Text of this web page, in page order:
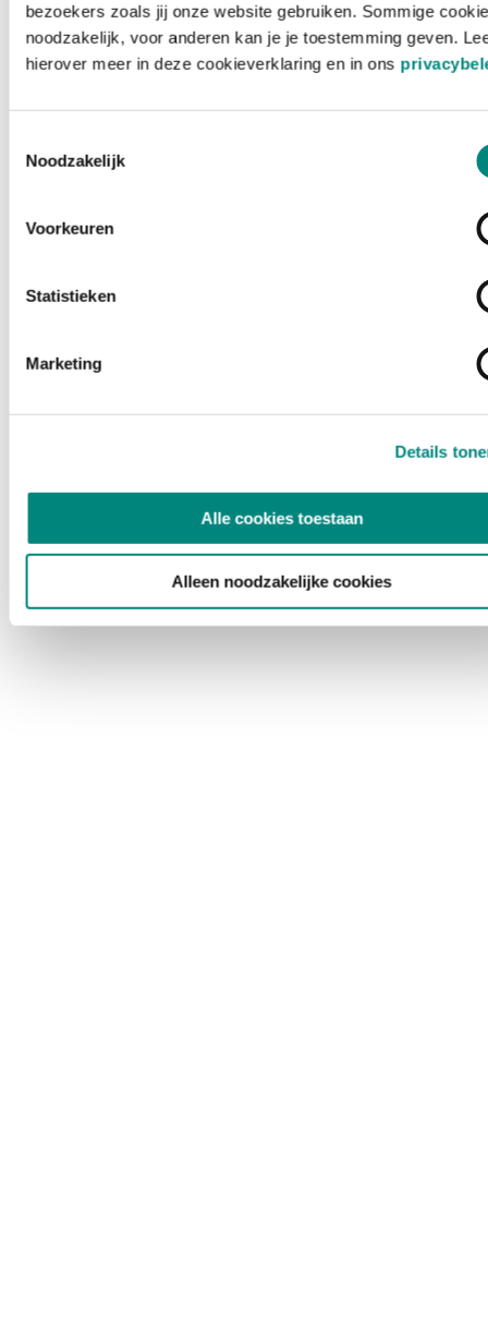
bezoekers zoals jij onze website gebruiken. Sommige
noodzakelijk, voor anderen kan je je toestemming geven.
hierover meer in deze cookieverklaring en in ons
Noodzakelijk
Voorkeuren
Statistieken
Marketing
Details
Alle cookies toestaan
Alleen noodzakelijke cookies